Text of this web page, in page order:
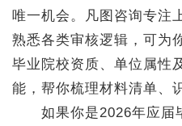
唯一机会。凡图咨询专注
熟悉各类审核逻辑，可为
毕业院校资质、单位属性
能，帮你梳理材料清单、
如果你是2026年应届